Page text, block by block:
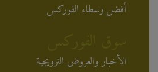
أفضل وسطاء الفوركس
الأخبار والعروض الترويجية